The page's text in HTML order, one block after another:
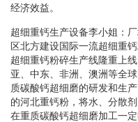
经济效益。
超细重钙生产设备李小姐：
区北方建设国际一流超细重
超细重钙粉碎生产线隆重上
亚、中东、非洲、澳洲等全
质碳酸钙超细磨的研发和生
的河北重钙粉，将水、分散
在重质碳酸钙超细磨加工一